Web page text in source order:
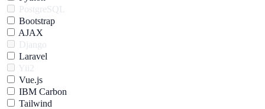
PostgreSQL
Bootstrap
AJAX
Django
Laravel
Yii2
Vue.js
IBM Carbon
Tailwind